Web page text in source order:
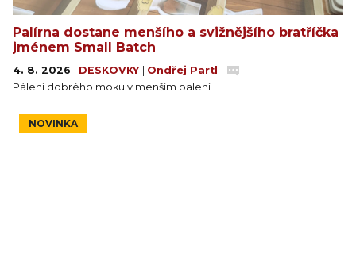
Palírna dostane menšího a svižnějšího bratříčka
jménem Small Batch
4. 8. 2026 DESKOVKY Ondřej Partl
Pálení dobrého moku v menším balení
NOVINKA